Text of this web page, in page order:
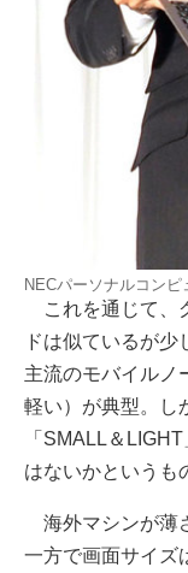
NECパーソナルコン
これを通じて、
ドは似ているが
主流のモバイルノ
軽い）が典型。し
「SMALL＆
はないかというも
海外マシンが薄
一方で画面サイズ